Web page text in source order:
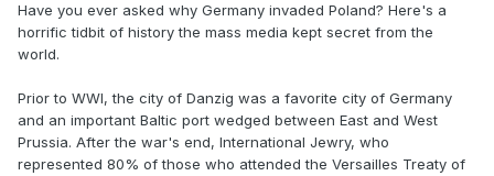
Have you ever asked why Germany invaded Poland? Here's a
horrific tidbit of history the mass media kept secret from the
world.
Prior to WWI, the city of Danzig was a favorite city of Germany
and an important Baltic port wedged between East and West
Prussia. After the war's end, International Jewry, who
represented 80% of those who attended the Versailles Treaty of